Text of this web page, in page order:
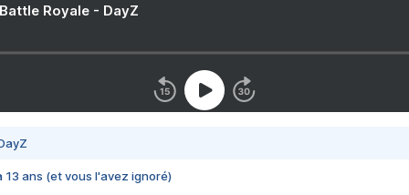
Royale - DayZ
13 ans (et vous l'avez ignoré)